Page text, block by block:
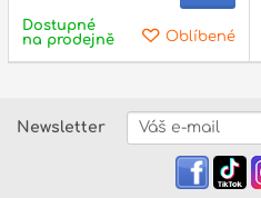
Oblíbené
Dostupné
na prodejně
Newsletter